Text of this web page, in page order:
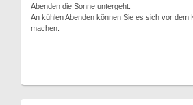
Abenden die Sonne untergeht.
An kühlen Abenden können Sie es sich vor dem
machen.